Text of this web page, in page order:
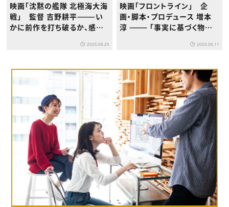
映画「沈黙の艦隊 北極海大海
戦」 監督 吉野耕平———い
かに前作を打ち破るか、感情
2025.09.25
映画「フロントライン」 企
画・脚本・プロデュース 増本
淳 ——— 「事実に基づく物語」
テインメントの新しい挑戦に
意味がある
2025.06.11